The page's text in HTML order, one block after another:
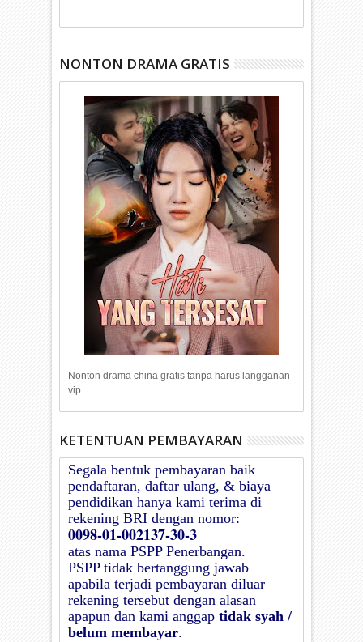
NONTON DRAMA GRATIS
Nonton drama china gratis tanpa harus langganan
vip
KETENTUAN PEMBAYARAN
Segala bentuk pembayaran baik
pendaftaran, daftar ulang, & biaya
pendidikan hanya kami terima di
rekening BRI dengan nomor:
0098-01-002137-30-3
atas namaPSPP Penerbangan.
PSPPtidak bertanggung jawab
apabila terjadi pembayaran diluar
rekening tersebut dengan alasan
apapun dan kami anggap tidak syah /
belum membayar.